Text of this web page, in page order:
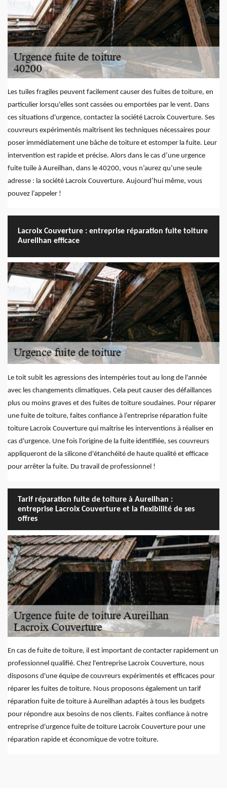
Les tuiles fragiles peuvent facilement causer des fuites de toiture, en
particulier lorsqu'elles sont cassées ou emportées par le vent. Dans
ces situations d'urgence, contactez la société Lacroix Couverture. Ses
couvreurs expérimentés maîtrisent les techniques nécessaires pour
poser immédiatement une bâche de toiture et estomper la fuite. Leur
intervention est rapide et précise. Alors dans le cas d’une urgence
fuite tuile à Aureilhan, dans le 40200, vous n’aurez qu’une seule
adresse : la société Lacroix Couverture. Aujourd’hui même, vous
pouvez l’appeler !
Lacroix Couverture : entreprise réparation fuite toiture
Aureilhan efficace
Le toit subit les agressions des intempéries tout au long de l'année
avec les changements climatiques. Cela peut causer des défaillances
plus ou moins graves et des fuites de toiture soudaines. Pour réparer
une fuite de toiture, faites confiance à l’entreprise réparation fuite
toiture Lacroix Couverture qui maîtrise les interventions à réaliser en
cas d'urgence. Une fois l'origine de la fuite identifiée, ses couvreurs
appliqueront de la silicone d'étanchéité de haute qualité et efficace
pour arrêter la fuite. Du travail de professionnel !
Tarif réparation fuite de toiture à Aureilhan :
entreprise Lacroix Couverture et la flexibilité de ses
offres
En cas de fuite de toiture, il est important de contacter rapidement un
professionnel qualifié. Chez l'entreprise Lacroix Couverture, nous
disposons d'une équipe de couvreurs expérimentés et efficaces pour
réparer les fuites de toiture. Nous proposons également un tarif
réparation fuite de toiture à Aureilhan adaptés à tous les budgets
pour répondre aux besoins de nos clients. Faites confiance à notre
entreprise d'urgence fuite de toiture Lacroix Couverture pour une
réparation rapide et économique de votre toiture.